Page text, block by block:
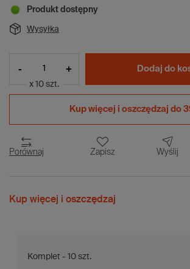
Produkt dostępny
Wysyłka
- +
x 10 szt.
Dodaj do
Kup więcej i oszczędzaj do
Porównaj Zapisz Wyślij
Kup więcej i oszczędzaj
Komplet - 10 szt.